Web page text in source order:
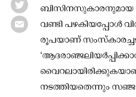
ബിസിനസുകാരനുമായ
വണ്ടി പഴകിയപ്പോള്‍
രൂപയാണ്
നടത്തിയതെന്നും